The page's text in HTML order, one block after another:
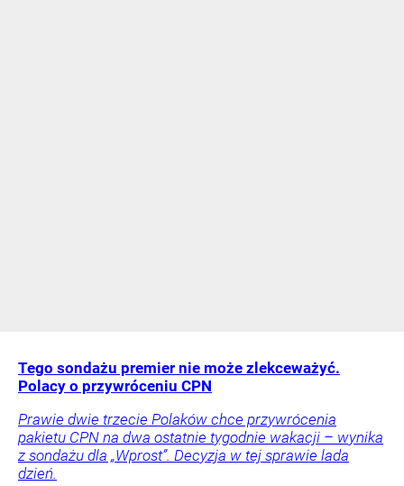
Tego sondażu premier nie może zlekceważyć.
Polacy o przywróceniu CPN
Prawie dwie trzecie Polaków chce przywrócenia
pakietu CPN na dwa ostatnie tygodnie wakacji – wynika
z sondażu dla „Wprost”. Decyzja w tej sprawie lada
dzień.